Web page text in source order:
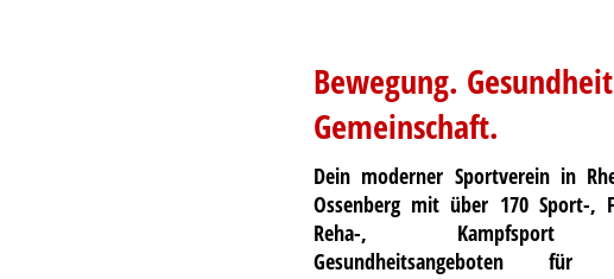
Bewegung.
Gemeinschaft.
Dein moderner Sportverein in
Ossenberg mit über 170 Sport-,
Reha-,
Gesundheitsangeboten für